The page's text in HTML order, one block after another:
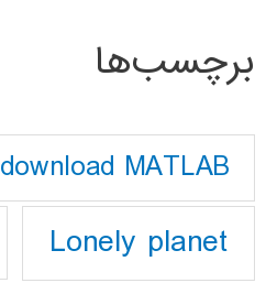
برچسب‌ها
download MATLAB
Lonely planet